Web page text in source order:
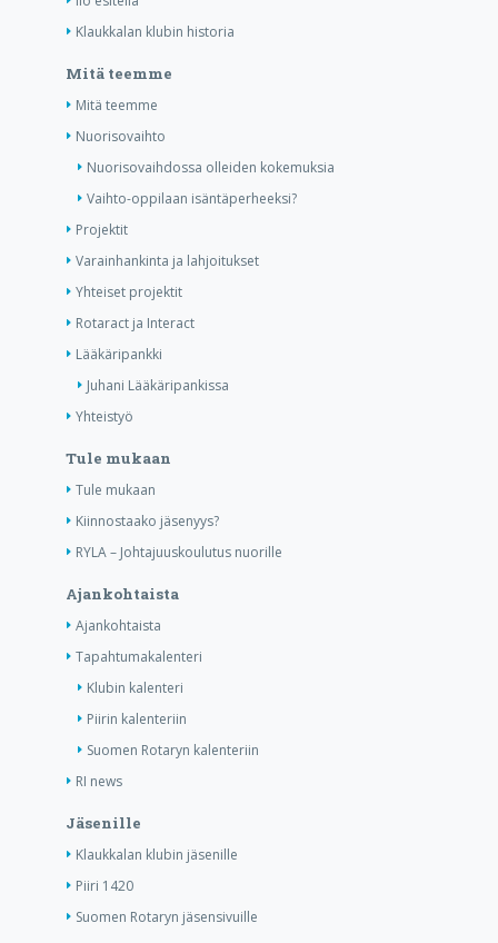
Klaukkalan klubin historia
Mitä teemme
Mitä teemme
Nuorisovaihto
Nuorisovaihdossa olleiden kokemuksia
Vaihto-oppilaan isäntäperheeksi?
Projektit
Varainhankinta ja lahjoitukset
Yhteiset projektit
Rotaract ja Interact
Lääkäripankki
Juhani Lääkäripankissa
Yhteistyö
Tule mukaan
Tule mukaan
Kiinnostaako jäsenyys?
RYLA – Johtajuuskoulutus nuorille
Ajankohtaista
Ajankohtaista
Tapahtumakalenteri
Klubin kalenteri
Piirin kalenteriin
Suomen Rotaryn kalenteriin
RI news
Jäsenille
Klaukkalan klubin jäsenille
Piiri 1420
Suomen Rotaryn jäsensivuille